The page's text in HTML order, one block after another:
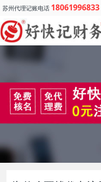
苏州代理记账电话 18061996833